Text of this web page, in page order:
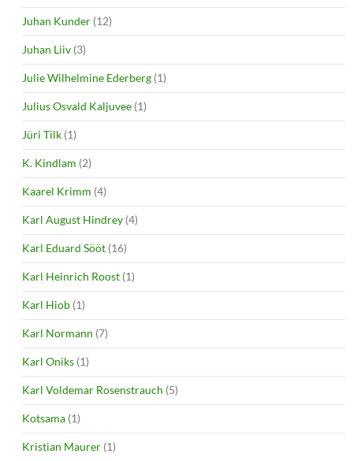
Juhan Kunder (12)
Juhan Liiv (3)
Julie Wilhelmine Ederberg (1)
Julius Osvald Kaljuvee (1)
Jüri Tilk (1)
K. Kindlam (2)
Kaarel Krimm (4)
Karl August Hindrey (4)
Karl Eduard Sööt (16)
Karl Heinrich Roost (1)
Karl Hiob (1)
Karl Normann (7)
Karl Oniks (1)
Karl Voldemar Rosenstrauch (5)
Kotsama (1)
Kristian Maurer (1)